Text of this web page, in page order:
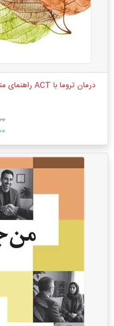
درمان تروما با ACT راهنمای متخصصان برای کار با ذهن، بدن و هیجان...